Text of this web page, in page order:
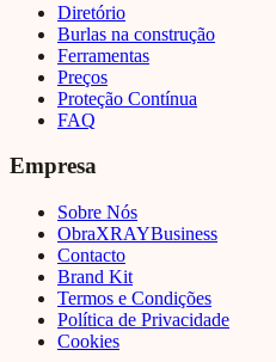
Diretório
Burlas na construção
Ferramentas
Preços
Proteção Contínua
FAQ
Empresa
Sobre Nós
ObraXRAYBusiness
Contacto
Brand Kit
Termos e Condições
Política de Privacidade
Cookies